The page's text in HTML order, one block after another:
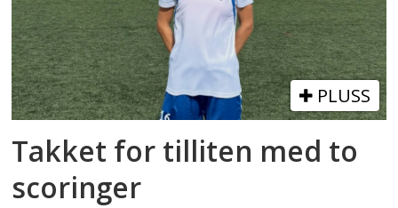
PLUSS
Takket for tilliten med to
scoringer